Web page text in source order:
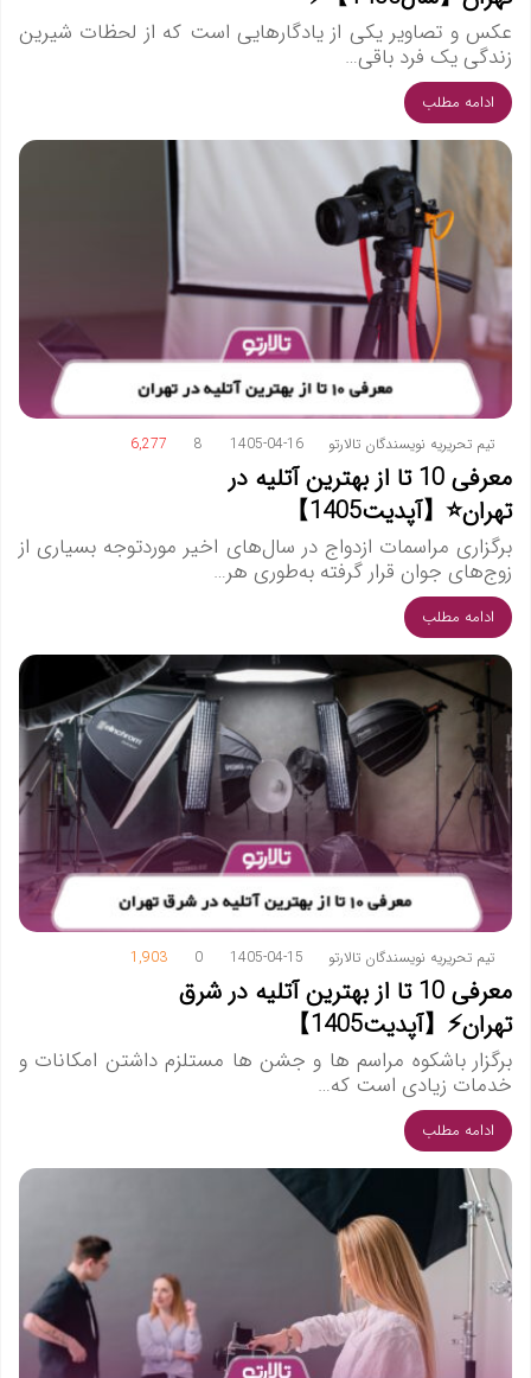
عکس و تصاویر یکی از یادگارهایی است که از لحظات شیرین
زندگی یک فرد باقی…
ادامه مطلب
تیم تحریریه نویسندگان تالارتو 1405-04-16
8
6,277
معرفی 10 تا از بهترین آتلیه در
تهران⭐️【آپدیت1405】
برگزاری مراسمات ازدواج در سال‌های اخیر موردتوجه بسیاری از
زوج‌های جوان قرار گرفته به‌طوری هر…
ادامه مطلب
تیم تحریریه نویسندگان تالارتو 1405-04-15
0
1,903
معرفی 10 تا از بهترین آتلیه در شرق
تهران⚡️【آپدیت1405】
برگزار باشکوه مراسم ها و جشن ها مستلزم داشتن امکانات و
خدمات زیادی است که…
ادامه مطلب